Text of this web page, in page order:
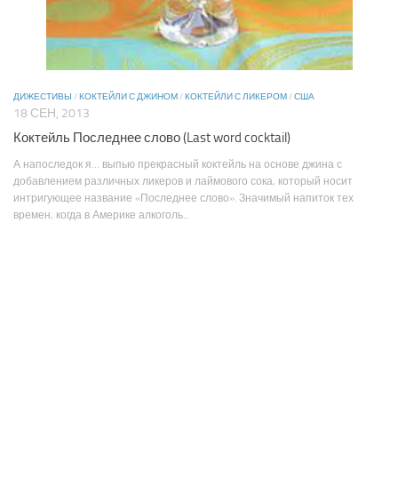
ДИЖЕСТИВЫ /КОКТЕЙЛИ С ДЖИНОМ/КОКТЕЙЛИ С ЛИКЕРОМ/США
18 СЕН, 2013
Коктейль Последнее слово (Last word cocktail)
А напоследок я… выпью прекрасный коктейль на основе джина с
добавлением различных ликеров и лаймового сока, который носит
интригующее название «Последнее слово». Значимый напиток тех
времен, когда в Америке алкоголь...